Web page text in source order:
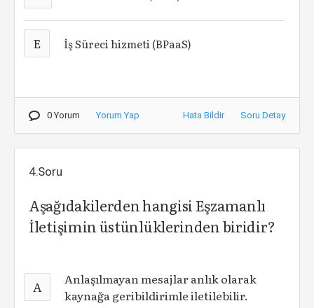
E İş Süreci hizmeti (BPaaS)
0 Yorum Yorum Yap Hata Bildir Soru Detay
4.Soru
Aşağıdakilerden hangisi Eşzamanlı
İletişimin üstünlüklerinden biridir?
A
Anlaşılmayan mesajlar anlık olarak
kaynağa geribildirimle iletilebilir.